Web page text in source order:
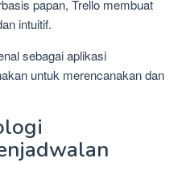
papan, Trello membuat
intuitif.
sebagai aplikasi
untuk merencanakan dan